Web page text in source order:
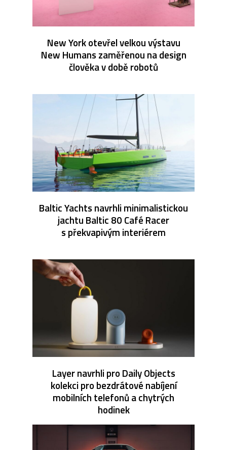
New York otevřel velkou výstavu
New Humans zaměřenou na design
člověka v době robotů
Baltic Yachts navrhli minimalistickou
jachtu Baltic 80 Café Racer
s překvapivým interiérem
Layer navrhli pro Daily Objects
kolekci pro bezdrátové nabíjení
mobilních telefonů a chytrých
hodinek